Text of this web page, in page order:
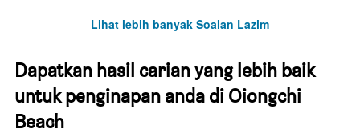
Lihat lebih banyak Soalan Lazim
Dapatkan hasil carian yang lebih baik
untuk penginapan anda di Oiongchi
Beach